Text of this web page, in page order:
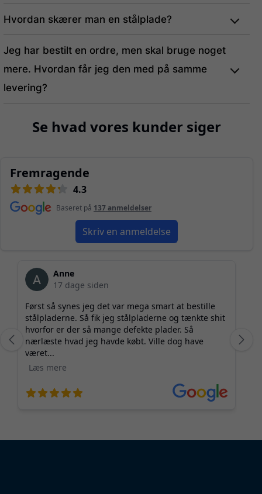
Hvordan skærer man en stålplade?
Jeg har bestilt en ordre, men skal bruge noget
mere. Hvordan får jeg den med på samme
levering?